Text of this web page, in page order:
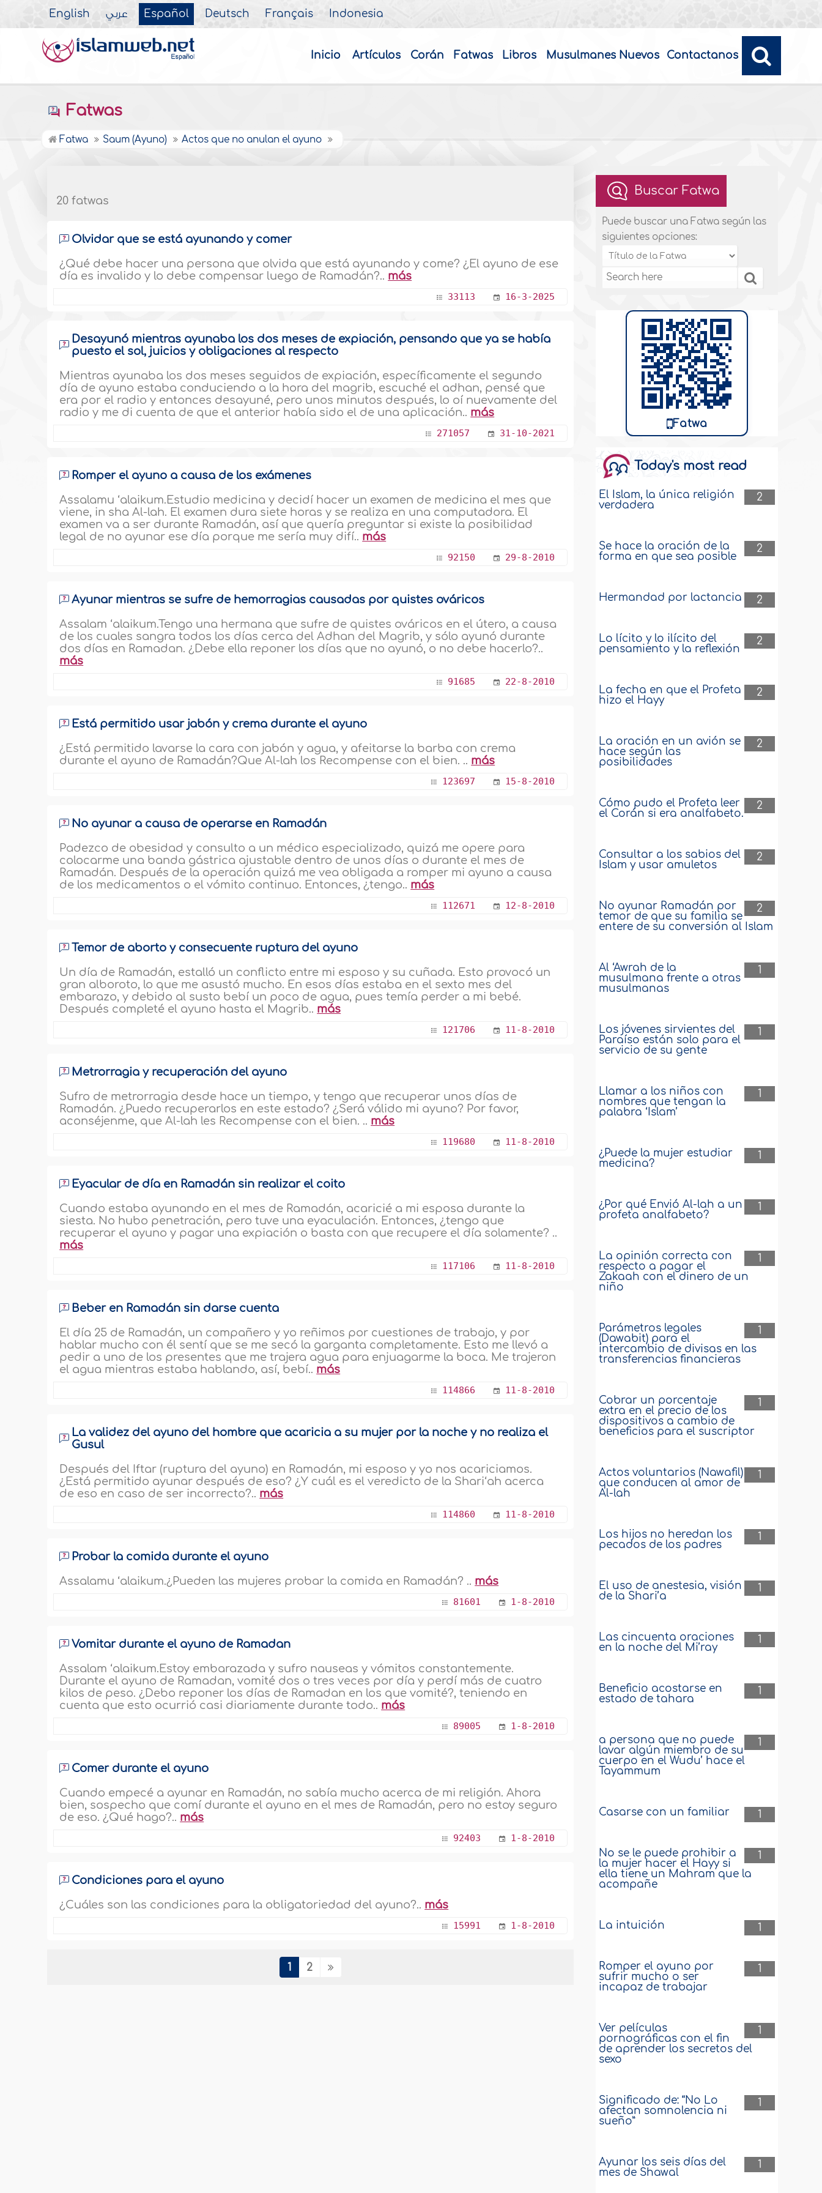
English عربي Español Deutsch Français Indonesia
Inicio Artículos Corán Fatwas Libros Musulmanes Nuevos Contactanos
Fatwas
Fatwa Saum (Ayuno) Actos que no anulan el ayuno
20 fatwas
Olvidar que se está ayunando y comer
¿Qué debe hacer una persona que olvida que está ayunando y come? ¿El ayuno de ese
día es invalido y lo debe compensar luego de Ramadán?.. más
33113 16-3-2025
Desayunó mientras ayunaba los dos meses de expiación, pensando que ya se había
puesto el sol, juicios y obligaciones al respecto
Mientras ayunaba los dos meses seguidos de expiación, específicamente el segundo
día de ayuno estaba conduciendo a la hora del magrib, escuché el adhan, pensé que
era por el radio y entonces desayuné, pero unos minutos después, lo oí nuevamente del
radio y me di cuenta de que el anterior había sido el de una aplicación.. más
271057 31-10-2021
Romper el ayuno a causa de los exámenes
Assalamu ‘alaikum.Estudio medicina y decidí hacer un examen de medicina el mes que
viene, in sha Al-lah. El examen dura siete horas y se realiza en una computadora. El
examen va a ser durante Ramadán, así que quería preguntar si existe la posibilidad
legal de no ayunar ese día porque me sería muy difí.. más
92150 29-8-2010
Ayunar mientras se sufre de hemorragias causadas por quistes ováricos
Assalam ‘alaikum.Tengo una hermana que sufre de quistes ováricos en el útero, a causa
de los cuales sangra todos los días cerca del Adhan del Magrib, y sólo ayunó durante
dos días en Ramadan. ¿Debe ella reponer los días que no ayunó, o no debe hacerlo?..
más
91685 22-8-2010
Está permitido usar jabón y crema durante el ayuno
¿Está permitido lavarse la cara con jabón y agua, y afeitarse la barba con crema
durante el ayuno de Ramadán?Que Al-lah los Recompense con el bien. .. más
123697 15-8-2010
No ayunar a causa de operarse en Ramadán
Padezco de obesidad y consulto a un médico especializado, quizá me opere para
colocarme una banda gástrica ajustable dentro de unos días o durante el mes de
Ramadán. Después de la operación quizá me vea obligada a romper mi ayuno a causa
de los medicamentos o el vómito continuo. Entonces, ¿tengo.. más
112671 12-8-2010
Temor de aborto y consecuente ruptura del ayuno
Un día de Ramadán, estalló un conflicto entre mi esposo y su cuñada. Esto provocó un
gran alboroto, lo que me asustó mucho. En esos días estaba en el sexto mes del
embarazo, y debido al susto bebí un poco de agua, pues temía perder a mi bebé.
Después completé el ayuno hasta el Magrib.. más
121706 11-8-2010
Metrorragia y recuperación del ayuno
Sufro de metrorragia desde hace un tiempo, y tengo que recuperar unos días de
Ramadán. ¿Puedo recuperarlos en este estado? ¿Será válido mi ayuno? Por favor,
aconséjenme, que Al-lah les Recompense con el bien. .. más
119680 11-8-2010
Eyacular de día en Ramadán sin realizar el coito
Cuando estaba ayunando en el mes de Ramadán, acaricié a mi esposa durante la
siesta. No hubo penetración, pero tuve una eyaculación. Entonces, ¿tengo que
recuperar el ayuno y pagar una expiación o basta con que recupere el día solamente? ..
más
117106 11-8-2010
Beber en Ramadán sin darse cuenta
El día 25 de Ramadán, un compañero y yo reñimos por cuestiones de trabajo, y por
hablar mucho con él sentí que se me secó la garganta completamente. Esto me llevó a
pedir a uno de los presentes que me trajera agua para enjuagarme la boca. Me trajeron
el agua mientras estaba hablando, así, bebí.. más
114866 11-8-2010
La validez del ayuno del hombre que acaricia a su mujer por la noche y no realiza el
Gusul
Después del Iftar (ruptura del ayuno) en Ramadán, mi esposo y yo nos acariciamos.
¿Está permitido ayunar después de eso? ¿Y cuál es el veredicto de la Shari‘ah acerca
de eso en caso de ser incorrecto?.. más
114860 11-8-2010
Probar la comida durante el ayuno
Assalamu ‘alaikum.¿Pueden las mujeres probar la comida en Ramadán? .. más
81601 1-8-2010
Vomitar durante el ayuno de Ramadan
Assalam ‘alaikum.Estoy embarazada y sufro nauseas y vómitos constantemente.
Durante el ayuno de Ramadan, vomité dos o tres veces por día y perdí más de cuatro
kilos de peso. ¿Debo reponer los días de Ramadan en los que vomité?, teniendo en
cuenta que esto ocurrió casi diariamente durante todo.. más
89005 1-8-2010
Comer durante el ayuno
Cuando empecé a ayunar en Ramadán, no sabía mucho acerca de mi religión. Ahora
bien, sospecho que comí durante el ayuno en el mes de Ramadán, pero no estoy seguro
de eso. ¿Qué hago?.. más
92403 1-8-2010
Condiciones para el ayuno
¿Cuáles son las condiciones para la obligatoriedad del ayuno?.. más
15991 1-8-2010
1 2
Buscar Fatwa
Puede buscar una Fatwa según las
siguientes opciones:
Fatwa
Today's most read
2
El Islam, la única religión
verdadera
2
Se hace la oración de la
forma en que sea posible
2
Hermandad por lactancia
2
Lo lícito y lo ilícito del
pensamiento y la reflexión
2
La fecha en que el Profeta
hizo el Hayy
2
La oración en un avión se
hace según las
posibilidades
2
Cómo pudo el Profeta leer
el Corán si era analfabeto.
2
Consultar a los sabios del
Islam y usar amuletos
2
No ayunar Ramadán por
temor de que su familia se
entere de su conversión al Islam
1
Al ‘Awrah de la
musulmana frente a otras
musulmanas
1
Los jóvenes sirvientes del
Paraíso están solo para el
servicio de su gente
1
Llamar a los niños con
nombres que tengan la
palabra ‘Islam’
1
¿Puede la mujer estudiar
medicina?
1
¿Por qué Envió Al-lah a un
profeta analfabeto?
1
La opinión correcta con
respecto a pagar el
Zakaah con el dinero de un
niño
1
Parámetros legales
(Dawabit) para el
intercambio de divisas en las
transferencias financieras
1
Cobrar un porcentaje
extra en el precio de los
dispositivos a cambio de
beneficios para el suscriptor
1
Actos voluntarios (Nawafil)
que conducen al amor de
Al-lah
1
Los hijos no heredan los
pecados de los padres
1
El uso de anestesia, visión
de la Shari’a
1
Las cincuenta oraciones
en la noche del Mi’ray
1
Beneficio acostarse en
estado de tahara
1
a persona que no puede
lavar algún miembro de su
cuerpo en el Wudu’ hace el
Tayammum
1
Casarse con un familiar
1
No se le puede prohibir a
la mujer hacer el Hayy si
ella tiene un Mahram que la
acompañe
1
La intuición
1
Romper el ayuno por
sufrir mucho o ser
incapaz de trabajar
1
Ver películas
pornográficas con el fin
de aprender los secretos del
sexo
1
Significado de: “No Lo
afectan somnolencia ni
sueño”
1
Ayunar los seis días del
mes de Shawal